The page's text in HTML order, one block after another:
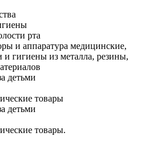
рта
и аппаратура медицинские,
и гигиены из металла, резины,
детьми
товары
детьми
товары.